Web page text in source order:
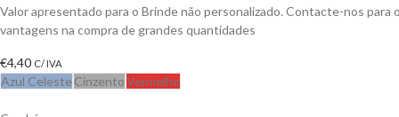
Valor apresentado para o Brinde não personalizado. Contacte-nos para
vantagens na compra de grandes quantidades
€4,40 C/ IVA
Azul Celeste CinzentoVermelho